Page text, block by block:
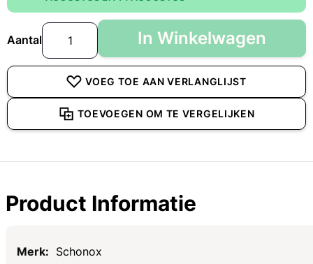
Aantal In Winkelwagen
VOEG TOE AAN VERLANGLIJST
TOEVOEGEN OM TE VERGELIJKEN
Product Informatie
Specificaties
Schonox